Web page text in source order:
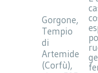
Gorgone,
Tempio
di
Artemide
(Corfù),